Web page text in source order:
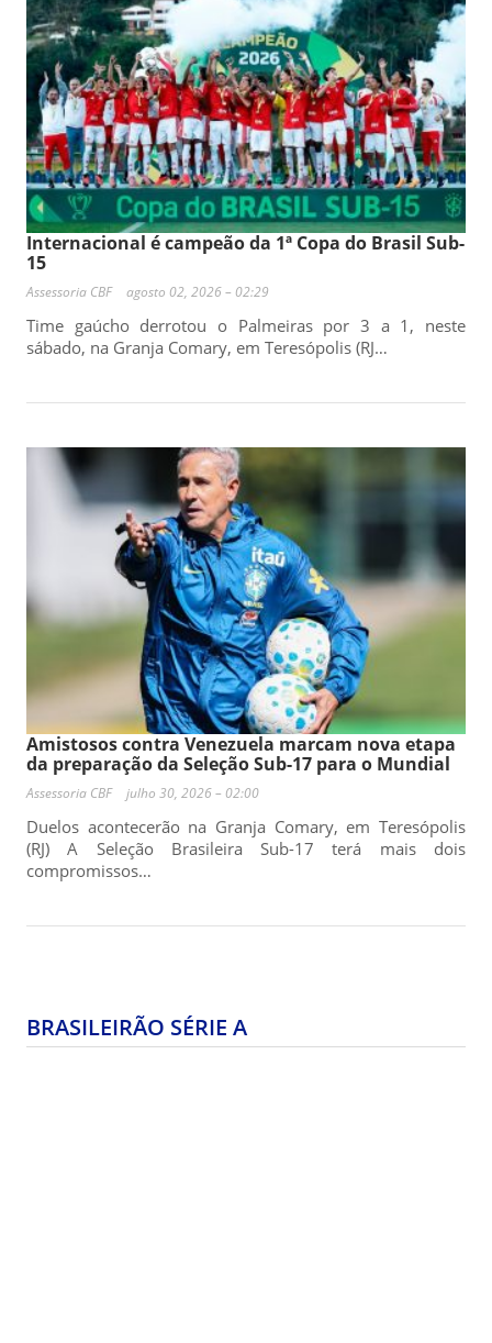
Internacional é campeão da 1ª Copa do Brasil Sub-
15
Assessoria CBF agosto 02, 2026 – 02:29
Time gaúcho derrotou o Palmeiras por 3 a 1, neste
sábado, na Granja Comary, em Teresópolis (RJ…
Amistosos contra Venezuela marcam nova etapa
da preparação da Seleção Sub-17 para o Mundial
Assessoria CBF julho 30, 2026 – 02:00
Duelos acontecerão na Granja Comary, em Teresópolis
(RJ) A Seleção Brasileira Sub-17 terá mais dois
compromissos…
BRASILEIRÃO SÉRIE A